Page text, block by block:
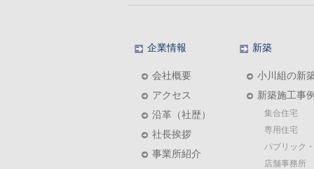
企業情報
会社概要
アクセス
沿革（社歴）
社長挨拶
事業所紹介
新築
小川組の新
新築施工事
集合住宅
専用住宅
パブリック
店舗事務所